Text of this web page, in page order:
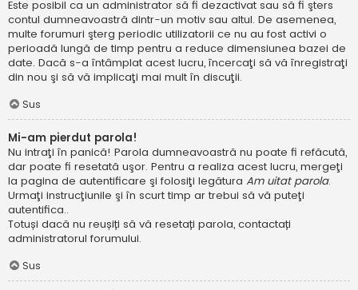
Este posibil ca un administrator să fi dezactivat sau să fi şters
contul dumneavoastră dintr-un motiv sau altul. De asemenea,
multe forumuri şterg periodic utilizatorii ce nu au fost activi o
perioadă lungă de timp pentru a reduce dimensiunea bazei de
date. Dacă s-a întâmplat acest lucru, încercaţi să vă înregistraţi
din nou şi să vă implicaţi mai mult în discuţii.
Sus
Mi-am pierdut parola!
Nu intraţi în panică! Parola dumneavoastră nu poate fi refăcută,
dar poate fi resetată uşor. Pentru a realiza acest lucru, mergeţi
la pagina de autentificare şi folosiţi legătura Am uitat parola.
Urmaţi instrucţiunile şi în scurt timp ar trebui să vă puteţi
autentifica..
Totuși dacă nu reușiți să vă resetați parola, contactați
administratorul forumului.
Sus